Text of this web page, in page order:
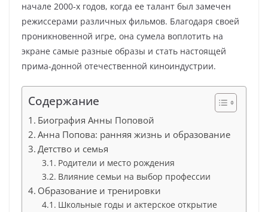
начале 2000-х годов, когда ее талант был замечен
режиссерами различных фильмов. Благодаря своей
проникновенной игре, она сумела воплотить на
экране самые разные образы и стать настоящей
прима-донной отечественной киноиндустрии.
Содержание
Биография Анны Поповой
Анна Попова: ранняя жизнь и образование
Детство и семья
Родители и место рождения
Влияние семьи на выбор профессии
Образование и тренировки
Школьные годы и актерское открытие